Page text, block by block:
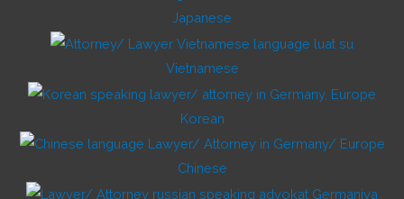
Japanese
Vietnamese
Korean
Chinese